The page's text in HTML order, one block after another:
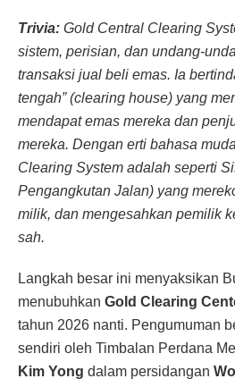
Trivia: Gold Central Clearing
sistem, perisian, dan undang-
transaksi jual beli emas. Ia
tengah” (clearing house) yang
mendapat emas mereka dan
mereka. Dengan erti bahasa
Clearing System adalah seperti
Pengangkutan Jalan) yang
milik, dan mengesahkan pemilik
sah.
Langkah besar ini menyaksikan
menubuhkan Gold Clearing
tahun 2026 nanti. Pengumuman
sendiri oleh Timbalan Perdana
Kim Yong dalam persidangan